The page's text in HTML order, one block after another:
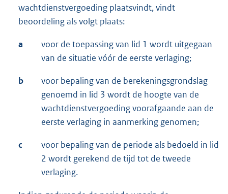
wachtdienstvergoeding plaatsvindt, vindt
beoordeling als volgt plaats:
a
voor de toepassing van lid 1 wordt uitgegaan
van de situatie vóór de eerste verlaging;
b
voor bepaling van de berekeningsgrondslag
genoemd in lid 3 wordt de hoogte van de
wachtdienstvergoeding voorafgaande aan de
eerste verlaging in aanmerking genomen;
c
voor bepaling van de periode als bedoeld in lid
2 wordt gerekend de tijd tot de tweede
verlaging.